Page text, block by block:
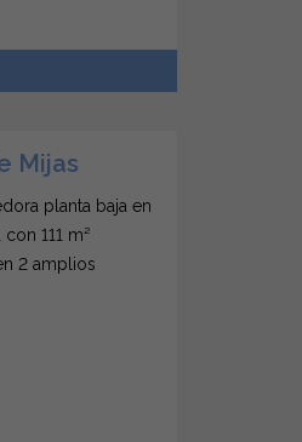
Mijas
planta baja en
111 m²
2 amplios
de la